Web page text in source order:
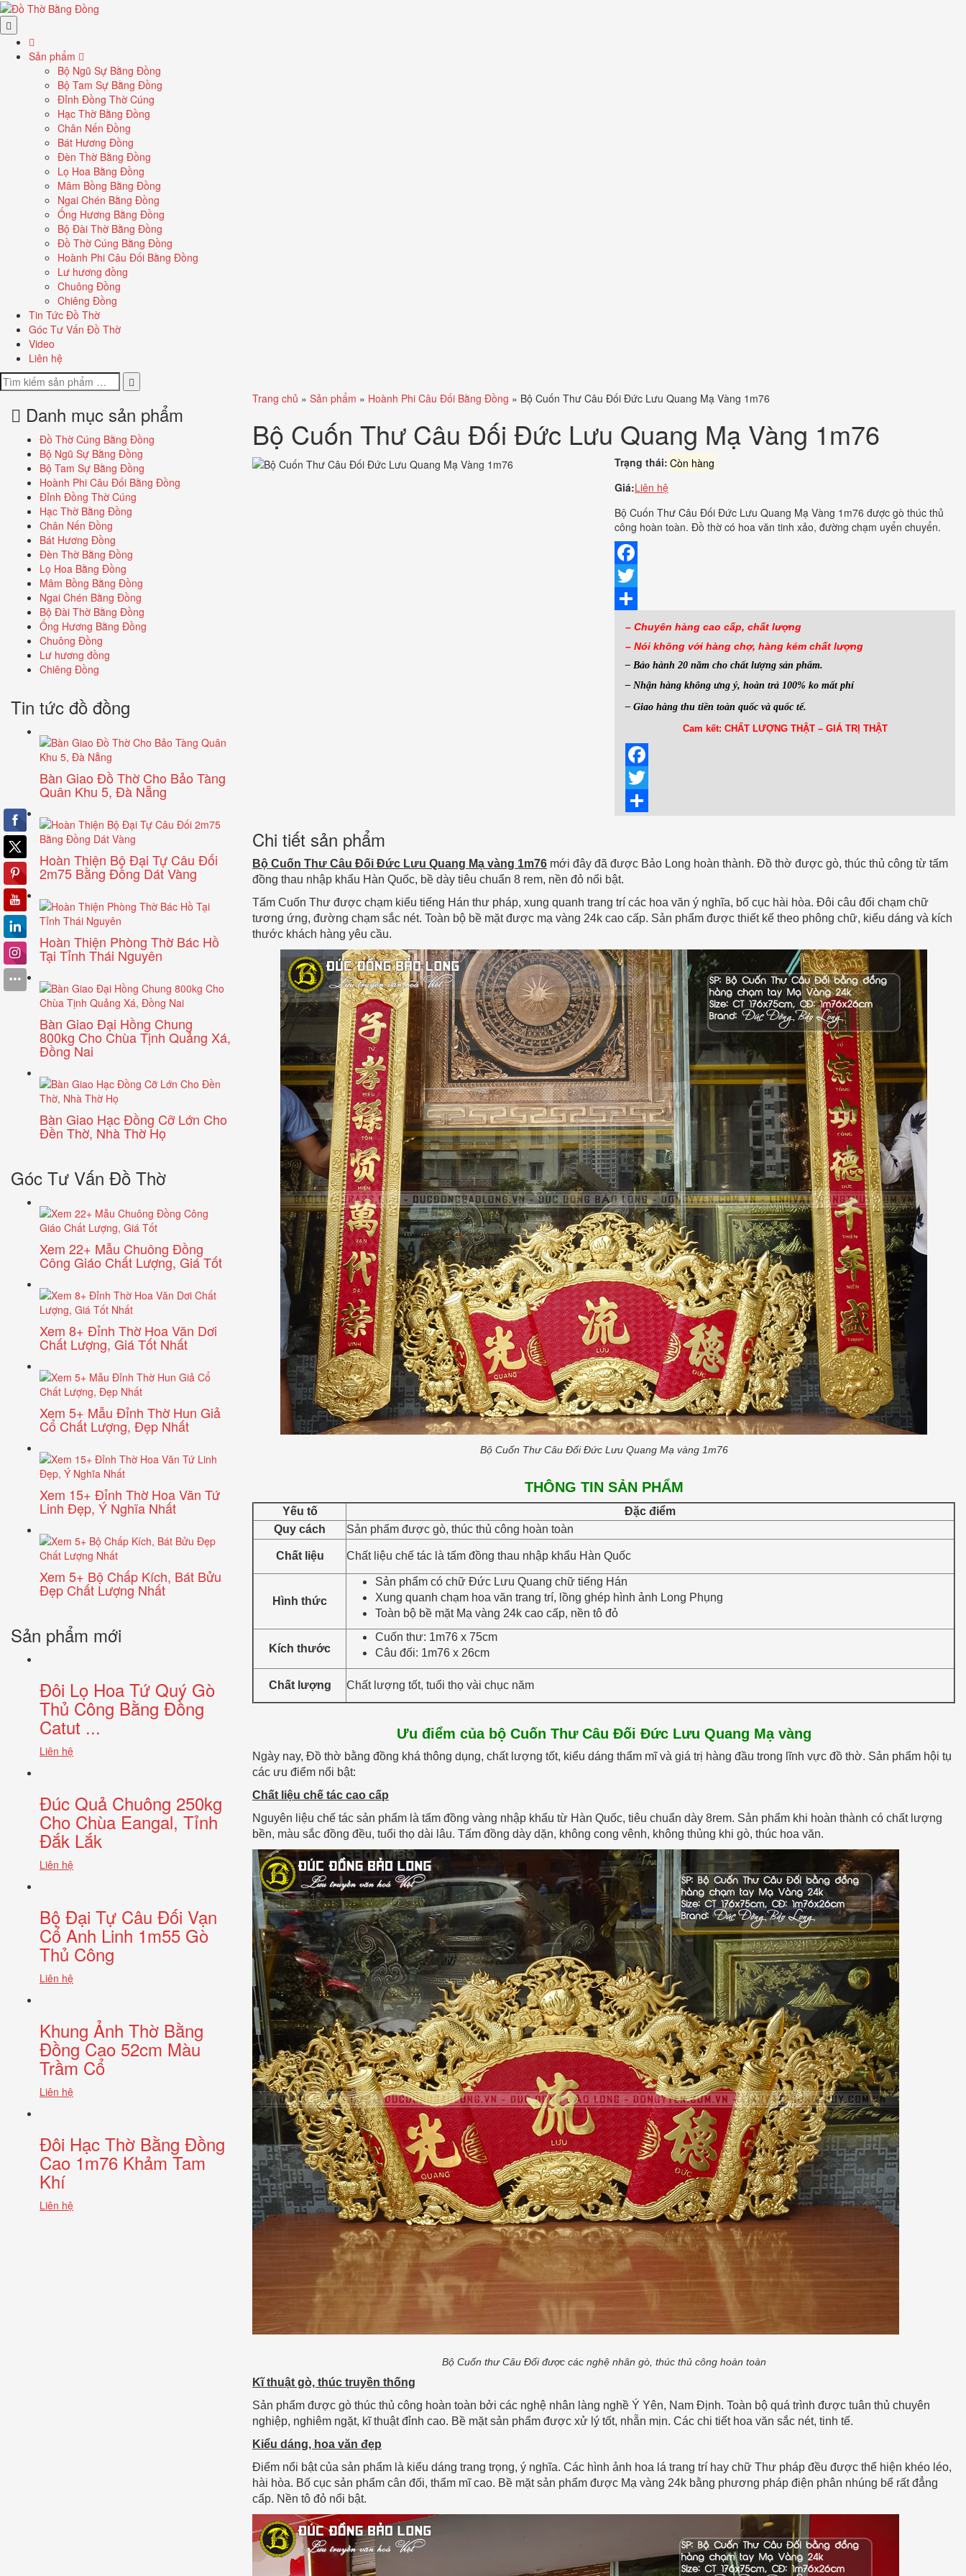
Sản phẩm
Bộ Ngũ Sự Bằng Đồng
Bộ Tam Sự Bằng Đồng
Đỉnh Đồng Thờ Cúng
Hạc Thờ Bằng Đồng
Chân Nến Đồng
Bát Hương Đồng
Đèn Thờ Bằng Đồng
Lọ Hoa Bằng Đồng
Mâm Bồng Bằng Đồng
Ngai Chén Bằng Đồng
Ống Hương Bằng Đồng
Bộ Đài Thờ Bằng Đồng
Đồ Thờ Cúng Bằng Đồng
Hoành Phi Câu Đối Bằng Đồng
Lư hương đồng
Chuông Đồng
Chiêng Đồng
Tin Tức Đồ Thờ
Góc Tư Vấn Đồ Thờ
Video
Liên hệ
Trang chủ » Sản phẩm » Hoành Phi Câu Đối Bằng Đồng » Bộ Cuốn Thư Câu Đối Đức Lưu Quang Mạ Vàng 1m76
Bộ Cuốn Thư Câu Đối Đức Lưu Quang Mạ Vàng 1m76
Trạng thái: Còn hàng
Giá:Liên hệ
Bộ Cuốn Thư Câu Đối Đức Lưu Quang Mạ Vàng 1m76 được gò thúc thủ
công hoàn toàn. Đồ thờ có hoa văn tinh xảo, đường chạm uyển chuyển.
Facebook
Twitter
Share
– Chuyên hàng cao cấp, chất lượng
– Nói không với hàng chợ, hàng kém chất lượng
– Bảo hành 20 năm cho chất lượng sản phẩm.
– Nhận hàng không ưng ý, hoàn trả 100% ko mất phí
– Giao hàng thu tiền toàn quốc và quốc tế.
Cam kết: CHẤT LƯỢNG THẬT – GIÁ TRỊ THẬT
Facebook
Twitter
Chi tiết sản phẩm
Bộ Cuốn Thư Câu Đối Đức Lưu Quang Mạ vàng 1m76 mới đây đã được Bảo Long hoàn thành. Đồ thờ được gò, thúc thủ công từ tấm
đồng thau nhập khẩu Hàn Quốc, bề dày tiêu chuẩn 8 rem, nền đỏ nổi bật.
Tấm Cuốn Thư được chạm kiểu tiếng Hán thư pháp, xung quanh trang trí các hoa văn ý nghĩa, bố cục hài hòa. Đôi câu đối chạm chữ
tương ứng, đường chạm sắc nét. Toàn bộ bề mặt được mạ vàng 24k cao cấp. Sản phẩm được thiết kế theo phông chữ, kiểu dáng và kích
thước khách hàng yêu cầu.
Bộ Cuốn Thư Câu Đối Đức Lưu Quang Mạ vàng 1m76
THÔNG TIN SẢN PHẨM
Yếu tố
Đặc điểm
Quy cách
Sản phẩm được gò, thúc thủ công hoàn toàn
Chất liệu Chất liệu chế tác là tấm đồng thau nhập khẩu Hàn Quốc
Hình thức
Sản phẩm có chữ Đức Lưu Quang chữ tiếng Hán
Xung quanh chạm hoa văn trang trí, lồng ghép hình ảnh Long Phụng
Toàn bộ bề mặt Mạ vàng 24k cao cấp, nền tô đỏ
Kích thước
Cuốn thư: 1m76 x 75cm
Câu đối: 1m76 x 26cm
Chất lượng Chất lượng tốt, tuổi thọ vài chục năm
Ưu điểm của bộ Cuốn Thư Câu Đối Đức Lưu Quang Mạ vàng
Ngày nay, Đồ thờ bằng đồng khá thông dụng, chất lượng tốt, kiểu dáng thẩm mĩ và giá trị hàng đầu trong lĩnh vực đồ thờ. Sản phẩm hội tụ
các ưu điểm nổi bật:
Chất liệu chế tác cao cấp
Nguyên liệu chế tác sản phẩm là tấm đồng vàng nhập khẩu từ Hàn Quốc, tiêu chuẩn dày 8rem. Sản phẩm khi hoàn thành có chất lượng
bền, màu sắc đồng đều, tuổi thọ dài lâu. Tấm đồng dày dặn, không cong vênh, không thủng khi gò, thúc hoa văn.
Bộ Cuốn thư Câu Đối được các nghệ nhân gò, thúc thủ công hoàn toàn
Kĩ thuật gò, thúc truyền thống
Sản phẩm được gò thúc thủ công hoàn toàn bởi các nghệ nhân làng nghề Ý Yên, Nam Định. Toàn bộ quá trình được tuân thủ chuyên
nghiệp, nghiêm ngặt, kĩ thuật đỉnh cao. Bề mặt sản phẩm được xử lý tốt, nhẵn mịn. Các chi tiết hoa văn sắc nét, tinh tế.
Kiểu dáng, hoa văn đẹp
Điểm nổi bật của sản phẩm là kiểu dáng trang trọng, ý nghĩa. Các hình ảnh hoa lá trang trí hay chữ Thư pháp đều được thể hiện khéo léo,
hài hòa. Bố cục sản phẩm cân đối, thẩm mĩ cao. Bề mặt sản phẩm được Mạ vàng 24k bằng phương pháp điện phân nhúng bể rất đẳng
cấp. Nền tô đỏ nổi bật.
Danh mục sản phẩm
Đồ Thờ Cúng Bằng Đồng
Bộ Ngũ Sự Bằng Đồng
Bộ Tam Sự Bằng Đồng
Hoành Phi Câu Đối Bằng Đồng
Đỉnh Đồng Thờ Cúng
Hạc Thờ Bằng Đồng
Chân Nến Đồng
Bát Hương Đồng
Đèn Thờ Bằng Đồng
Lọ Hoa Bằng Đồng
Mâm Bồng Bằng Đồng
Ngai Chén Bằng Đồng
Bộ Đài Thờ Bằng Đồng
Ống Hương Bằng Đồng
Chuông Đồng
Lư hương đồng
Chiêng Đồng
Tin tức đồ đồng
Bàn Giao Đồ Thờ Cho Bảo Tàng
Quân Khu 5, Đà Nẵng
Hoàn Thiện Bộ Đại Tự Câu Đối
2m75 Bằng Đồng Dát Vàng
Hoàn Thiện Phòng Thờ Bác Hồ
Tại Tỉnh Thái Nguyên
Bàn Giao Đại Hồng Chung
800kg Cho Chùa Tịnh Quảng Xá,
Đồng Nai
Bàn Giao Hạc Đồng Cỡ Lớn Cho
Đền Thờ, Nhà Thờ Họ
Góc Tư Vấn Đồ Thờ
Xem 22+ Mẫu Chuông Đồng
Công Giáo Chất Lượng, Giá Tốt
Xem 8+ Đỉnh Thờ Hoa Văn Dơi
Chất Lượng, Giá Tốt Nhất
Xem 5+ Mẫu Đỉnh Thờ Hun Giả
Cổ Chất Lượng, Đẹp Nhất
Xem 15+ Đỉnh Thờ Hoa Văn Tứ
Linh Đẹp, Ý Nghĩa Nhất
Xem 5+ Bộ Chấp Kích, Bát Bửu
Đẹp Chất Lượng Nhất
Sản phẩm mới
Đôi Lọ Hoa Tứ Quý Gò
Thủ Công Bằng Đồng
Catut ...
Liên hệ
Đúc Quả Chuông 250kg
Cho Chùa Eangal, Tỉnh
Đắk Lắk
Liên hệ
Bộ Đại Tự Câu Đối Vạn
Cổ Anh Linh 1m55 Gò
Thủ Công
Liên hệ
Khung Ảnh Thờ Bằng
Đồng Cao 52cm Màu
Trầm Cổ
Liên hệ
Đôi Hạc Thờ Bằng Đồng
Cao 1m76 Khảm Tam
Khí
Liên hệ